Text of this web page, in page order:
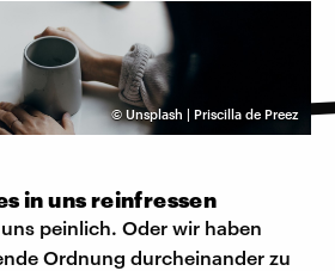
© Unsplash | Priscilla de Preez
in uns reinfressen
peinlich. Oder wir haben
Ordnung durcheinander zu